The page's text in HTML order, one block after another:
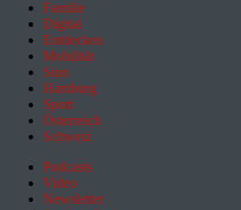
Familie
Digital
Entdecken
Mobilität
Sinn
Hamburg
Sport
Österreich
Schweiz
Podcasts
Video
Newsletter